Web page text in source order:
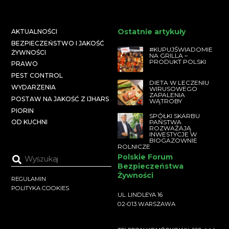
AKTUALNOŚCI
BEZPIECZEŃSTWO I JAKOŚĆ
ŻYWNOŚCI
PRAWO
PEST CONTROL
WYDARZENIA
POSTAW NA JAKOŚĆ Z IJHARS
PIORIN
OD KUCHNI
Ostatnie artykuły
#KUPUJŚWIADOMIE
NA GRILLA –
PRODUKT POLSKI
DIETA W LECZENIU
WIRUSOWEGO
ZAPALENIA
WĄTROBY
SPÓŁKI SKARBU
PAŃSTWA
ROZWAŻAJĄ
INWESTYCJE W
BIOGAZOWNIE
ROLNICZE
REGULAMIN
POLITYKA COOKIES
Polskie Forum
Bezpieczeństwa
Żywności
UL. LINDLEYA 16
02-013 WARSZAWA